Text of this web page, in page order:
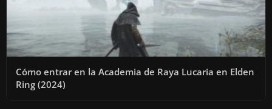
Cómo entrar en la Academia de Raya Lucaria en Elden
Ring (2024)